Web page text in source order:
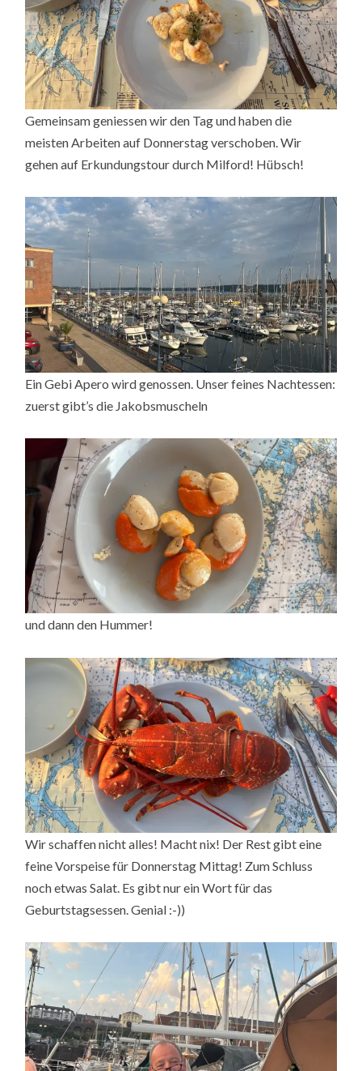
Gemeinsam geniessen wir den Tag und haben die
meisten Arbeiten auf Donnerstag verschoben. Wir
gehen auf Erkundungstour durch Milford! Hübsch!
Ein Gebi Apero wird genossen. Unser feines Nachtessen:
zuerst gibt’s die Jakobsmuscheln
und dann den Hummer!
Wir schaffen nicht alles! Macht nix! Der Rest gibt eine
feine Vorspeise für Donnerstag Mittag! Zum Schluss
noch etwas Salat. Es gibt nur ein Wort für das
Geburtstagsessen. Genial :-))